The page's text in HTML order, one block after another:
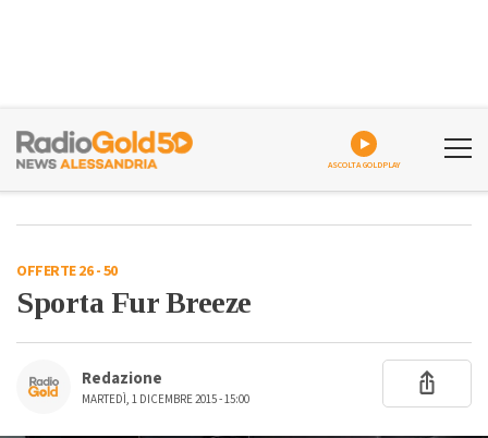
ASCOLTA GOLDPLAY
OFFERTE 26 - 50
Sporta Fur Breeze
Redazione
MARTEDÌ, 1 DICEMBRE 2015 - 15:00